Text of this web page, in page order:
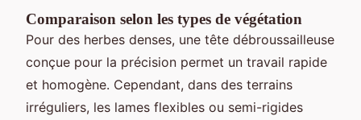
Comparaison selon les types de végétation
Pour des herbes denses, une tête débroussailleuse
conçue pour la précision permet un travail rapide
et homogène. Cependant, dans des terrains
irréguliers, les lames flexibles ou semi-rigides